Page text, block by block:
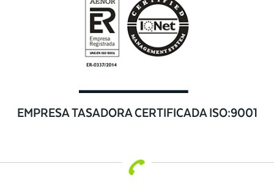
EMPRESA TASADORA CERTIFICADA ISO:9001